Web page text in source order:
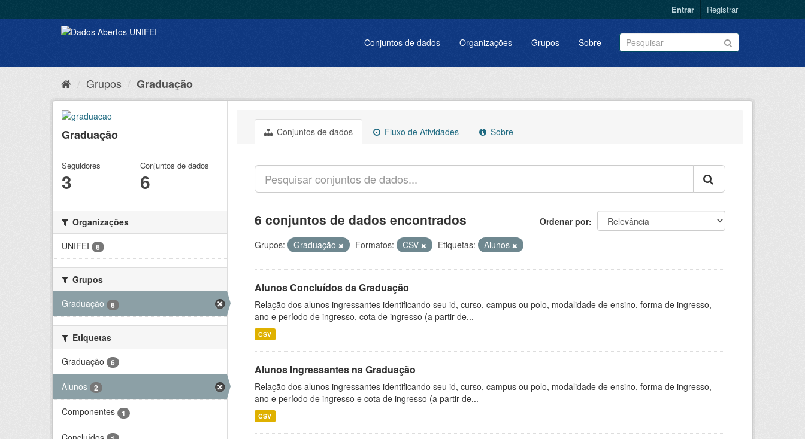
Entrar Registrar
Conjuntos de dados Organizações Grupos Sobre
Grupos Graduação
Graduação
Seguidores
3
Conjuntos de dados
6
Organizações
UNIFEI
6
Grupos
Graduação
6
Etiquetas
Graduação
6
Alunos 2
Componentes 1
Conjuntos de dados Fluxo de Atividades Sobre
Ordenar por
6 conjuntos de dados encontrados
Grupos: Graduação Formatos: CSV Etiquetas: Alunos
Alunos Concluídos da Graduação
Relação dos alunos ingressantes identificando seu id, curso, campus ou polo, modalidade de ensino, forma de ingresso,
ano e período de ingresso, cota de ingresso (a partir de...
CSV
Alunos Ingressantes na Graduação
Relação dos alunos ingressantes identificando seu id, curso, campus ou polo, modalidade de ensino, forma de ingresso,
ano e período de ingresso e cota de ingresso (a partir de...
CSV